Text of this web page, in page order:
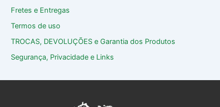
Fretes e Entregas
Termos de uso
TROCAS, DEVOLUÇÕES e Garantia dos Produtos
Segurança, Privacidade e Links